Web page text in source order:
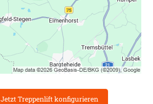
Jetzt Treppenlift konfigurieren